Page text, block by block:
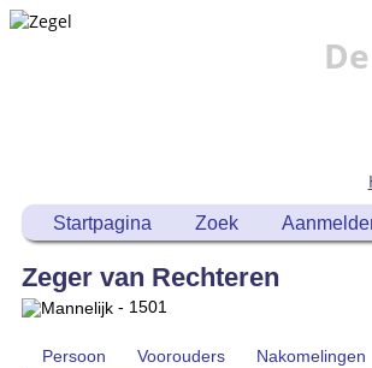
Startpagina Zoek
Zeger van Rechteren
- 1501
Persoon Voorouders Nakomelingen